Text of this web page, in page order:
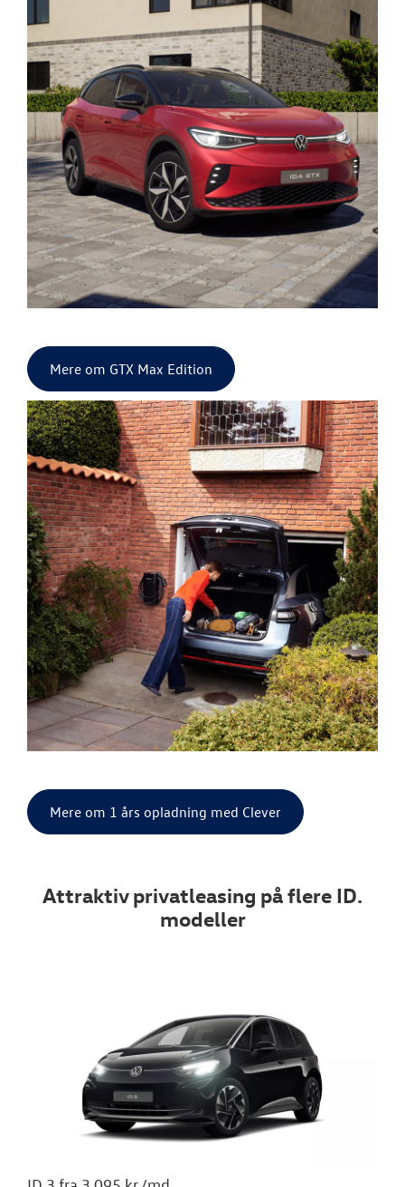
Mere om GTX Max Edition
Mere om 1 års opladning med Clever
Attraktiv privatleasing på flere ID.
modeller